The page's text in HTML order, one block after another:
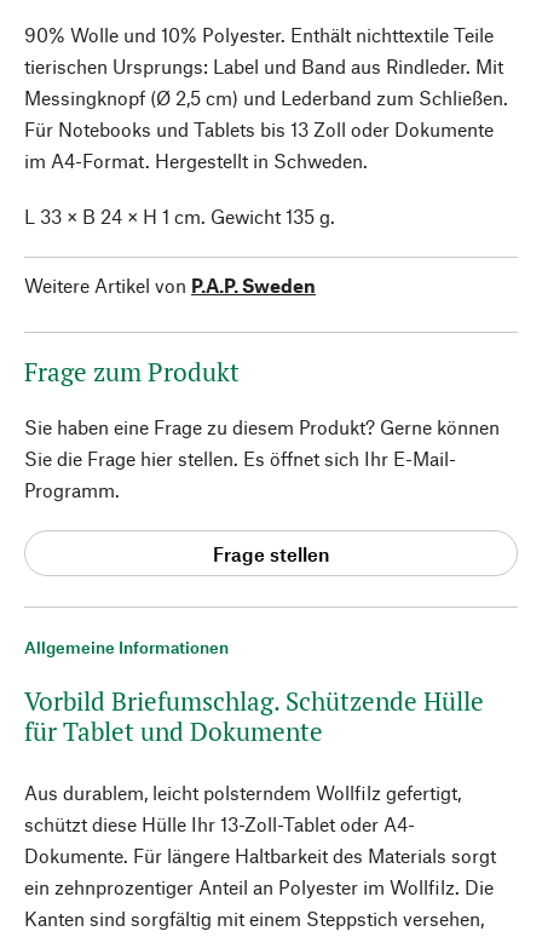
Allgemeine Informationen
Vorbild Briefumschlag. Schützende Hülle
für Tablet und Dokumente
Aus durablem, leicht polsterndem Wollfilz gefertigt,
schützt diese Hülle Ihr 13-Zoll-Tablet oder A4-
Dokumente. Für längere Haltbarkeit des Materials sorgt
ein zehnprozentiger Anteil an Polyester im Wollfilz. Die
Kanten sind sorgfältig mit einem Steppstich versehen,
90% Wolle und 10% Polyester. Enthält nichttextile Teile
tierischen Ursprungs: Label und Band aus Rindleder. Mit
Messingknopf (Ø 2,5 cm) und Lederband zum Schließen.
Für Notebooks und Tablets bis 13 Zoll oder Dokumente
im A4-Format. Hergestellt in Schweden.
L 33 × B 24 × H 1 cm. Gewicht 135 g.
Weitere Artikel von P.A.P. Sweden
Frage zum Produkt
Sie haben eine Frage zu diesem Produkt? Gerne können
Sie die Frage hier stellen. Es öffnet sich Ihr E-Mail-
Programm.
Frage stellen